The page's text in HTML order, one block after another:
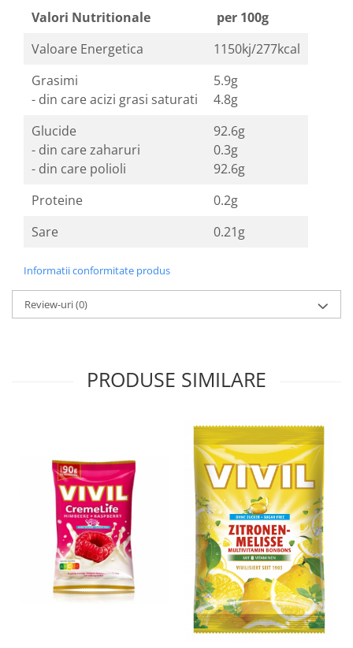
Rolly Brush - Mr.White (10
produse)
Romvac - Imunoinstant (20
Silc - Laurella (5produse)
Sunvita Group (2 produse)
The Bramton Company - Simple
Solution & Out! (8 produse)
Trixie (28 produse)
Vaco Retail sp.zo.o (3 produse)
(8 produse)
Vet's Best (8 produse)
Vivil A. Muller GmbH & Co.Kg (22
Valori Nutritionale
per 100g
Valoare Energetica
1150kj/277kcal
Grasimi
- din care acizi grasi saturati
5.9g
4.8g
Glucide
- din care zaharuri
- din care polioli
92.6g
0.3g
92.6g
Proteine
0.2g
Sare
0.21g
Informatii conformitate produs
Review-uri(0)
PRODUSE SIMILARE